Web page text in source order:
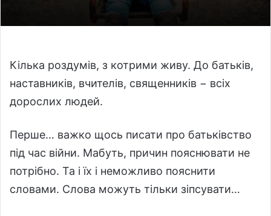
Кілька роздумів, з котрими живу. До батьків,
наставників, вчителів, священників − всіх
дорослих людей.
Перше… важко щось писати про батьківство
під час війни. Мабуть, причин пояснювати не
потрібно. Та і їх і неможливо пояснити
словами. Слова можуть тільки зіпсувати…